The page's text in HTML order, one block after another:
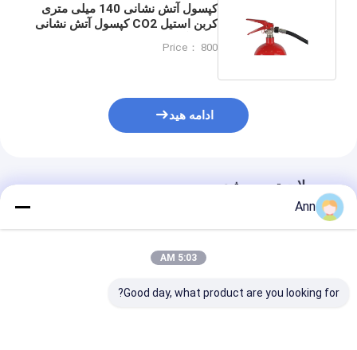
کپسول آتش نشانی 140 میلی متری
کربن استیل CO2 کپسول آتش نشانی
Price： 800
ادامه هید
محصولات توصیه شده
Ann
5:03 AM
Good day, what product are you looking for?